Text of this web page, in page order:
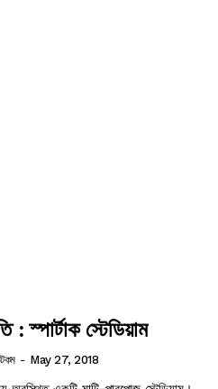
: স্পার্টাক স্টেডিয়াম
- May 27, 2018